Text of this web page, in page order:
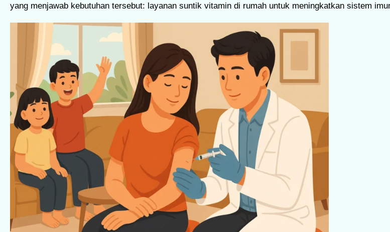
yang menjawab kebutuhan tersebut: layanan suntik vitamin di rumah untuk meningkatkan sistem